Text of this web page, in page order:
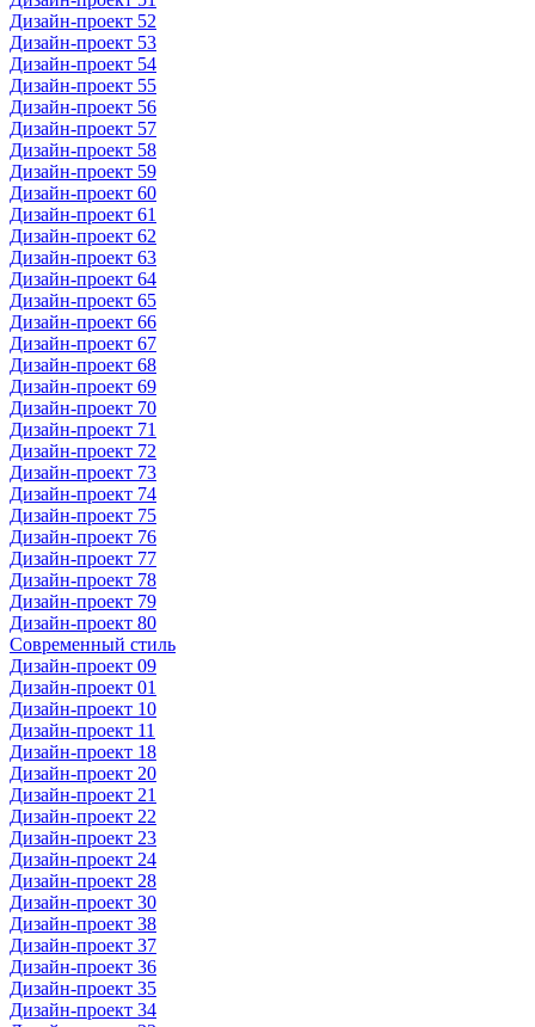
Дизайн-проект 52
Дизайн-проект 53
Дизайн-проект 54
Дизайн-проект 55
Дизайн-проект 56
Дизайн-проект 57
Дизайн-проект 58
Дизайн-проект 59
Дизайн-проект 60
Дизайн-проект 61
Дизайн-проект 62
Дизайн-проект 63
Дизайн-проект 64
Дизайн-проект 65
Дизайн-проект 66
Дизайн-проект 67
Дизайн-проект 68
Дизайн-проект 69
Дизайн-проект 70
Дизайн-проект 71
Дизайн-проект 72
Дизайн-проект 73
Дизайн-проект 74
Дизайн-проект 75
Дизайн-проект 76
Дизайн-проект 77
Дизайн-проект 78
Дизайн-проект 79
Дизайн-проект 80
Современный стиль
Дизайн-проект 09
Дизайн-проект 01
Дизайн-проект 10
Дизайн-проект 11
Дизайн-проект 18
Дизайн-проект 20
Дизайн-проект 21
Дизайн-проект 22
Дизайн-проект 23
Дизайн-проект 24
Дизайн-проект 28
Дизайн-проект 30
Дизайн-проект 38
Дизайн-проект 37
Дизайн-проект 36
Дизайн-проект 35
Дизайн-проект 34